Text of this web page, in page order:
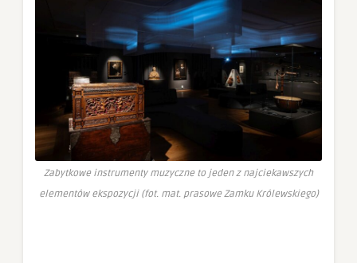
Zabytkowe instrumenty muzyczne to jeden z najciekawszych
elementów ekspozycji (fot. mat. prasowe Zamku Królewskiego)